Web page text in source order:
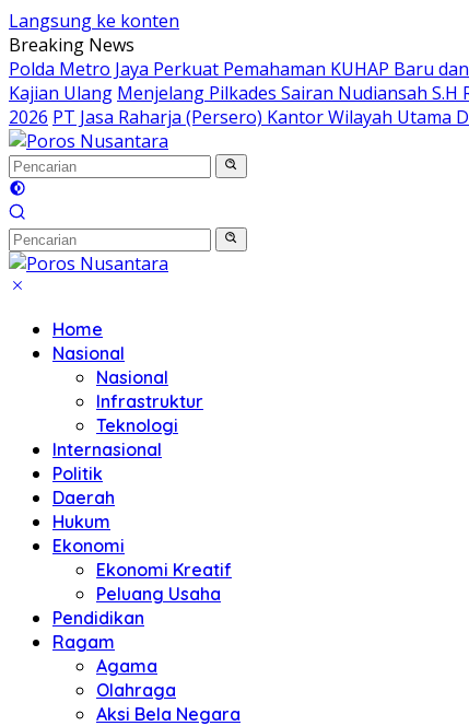
Langsung ke konten
Breaking News
Polda Metro Jaya Perkuat Pemahaman KUHAP Baru
Kajian Ulang Menjelang Pilkades Sairan Nudiansah
2026 PT Jasa Raharja (Persero) Kantor Wilayah Utama
Home
Nasional
Nasional
Infrastruktur
Teknologi
Internasional
Politik
Daerah
Hukum
Ekonomi
Ekonomi Kreatif
Peluang Usaha
Pendidikan
Ragam
Agama
Olahraga
Aksi Bela Negara